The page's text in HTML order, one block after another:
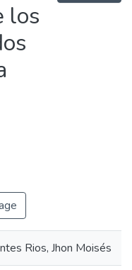
los
Rios, Jhon Moisés